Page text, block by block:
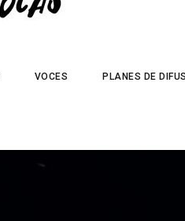
VOCES PLANES DE